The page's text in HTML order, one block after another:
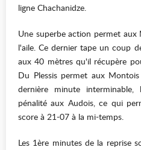
ligne Chachanidze.
Une superbe action permet
l'aile. Ce dernier tape un coup
aux 40 mètres qu'il récupère
Du Plessis permet aux
dernière minute
pénalité aux Audois, ce qui
score à 21-07 à la mi-temps.
Les 1ère minutes de la reprise